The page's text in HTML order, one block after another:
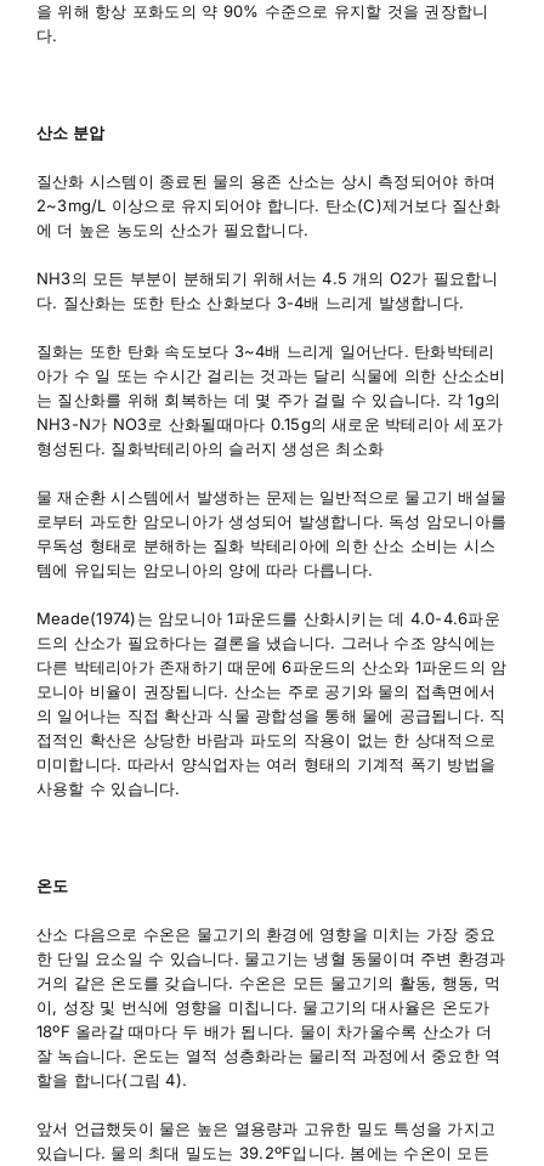
을 위해 항상 포화도의 약 90% 수준으로 유지할 것을 권장합니
다.
산소 분압
질산화 시스템이 종료된 물의 용존 산소는 상시 측정되어야 하며
2~3mg/L 이상으로 유지되어야 합니다. 탄소(C)제거보다 질산화
에 더 높은 농도의 산소가 필요합니다.
NH3의 모든 부분이 분해되기 위해서는 4.5 개의 O2가 필요합니
다. 질산화는 또한 탄소 산화보다 3-4배 느리게 발생합니다.
질화는 또한 탄화 속도보다 3~4배 느리게 일어난다. 탄화박테리
아가 수 일 또는 수시간 걸리는 것과는 달리 식물에 의한 산소소비
는 질산화를 위해 회복하는 데 몇 주가 걸릴 수 있습니다. 각 1g의
NH3-N가 NO3로 산화될때마다 0.15g의 새로운 박테리아 세포가
형성된다. 질화박테리아의 슬러지 생성은 최소화
물 재순환 시스템에서 발생하는 문제는 일반적으로 물고기 배설물
로부터 과도한 암모니아가 생성되어 발생합니다. 독성 암모니아를
무독성 형태로 분해하는 질화 박테리아에 의한 산소 소비는 시스
템에 유입되는 암모니아의 양에 따라 다릅니다.
Meade(1974)는 암모니아 1파운드를 산화시키는 데 4.0-4.6파운
드의 산소가 필요하다는 결론을 냈습니다. 그러나 수조 양식에는
다른 박테리아가 존재하기 때문에 6파운드의 산소와 1파운드의 암
모니아 비율이 권장됩니다. 산소는 주로 공기와 물의 접촉면에서
의 일어나는 직접 확산과 식물 광합성을 통해 물에 공급됩니다. 직
접적인 확산은 상당한 바람과 파도의 작용이 없는 한 상대적으로
미미합니다. 따라서 양식업자는 여러 형태의 기계적 폭기 방법을
사용할 수 있습니다.
온도
산소 다음으로 수온은 물고기의 환경에 영향을 미치는 가장 중요
한 단일 요소일 수 있습니다. 물고기는 냉혈 동물이며 주변 환경과
거의 같은 온도를 갖습니다. 수온은 모든 물고기의 활동, 행동, 먹
이, 성장 및 번식에 영향을 미칩니다. 물고기의 대사율은 온도가
18ºF 올라갈 때마다 두 배가 됩니다. 물이 차가울수록 산소가 더
잘 녹습니다. 온도는 열적 성층화라는 물리적 과정에서 중요한 역
할을 합니다(그림 4).
앞서 언급했듯이 물은 높은 열용량과 고유한 밀도 특성을 가지고
있습니다. 물의 최대 밀도는 39.2ºF입니다. 봄에는 수온이 모든